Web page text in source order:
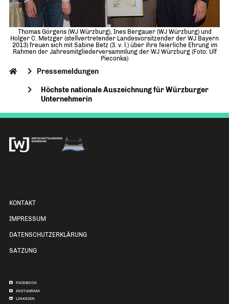
Thomas Görgens (WJ Würzburg), Ines Bergauer (WJ Würzburg) und
Holger C. Metzger (stellvertretender Landesvorsitzender der WJ Bayern
2013) freuen sich mit Sabine Betz (3. v. l.) über ihre feierliche Ehrung im
Rahmen der Jahresmitgliederversammlung der WJ Würzburg (Foto: Ulf
Pieconka)
Pressemeldungen
Höchste nationale Auszeichnung für Würzburger
Unternehmerin
KONTAKT
IMPRESSUM
DATENSCHUTZERKLÄRUNG
SATZUNG
FACEBOOK
INSTAGRAM
LINKEDIN